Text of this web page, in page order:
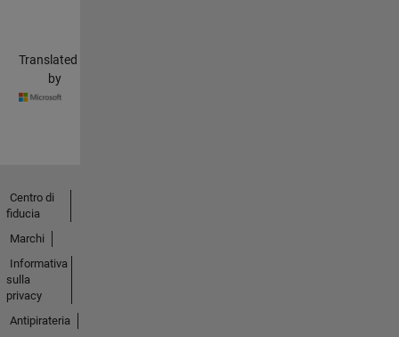
Translated
by
Centro di
fiducia
Marchi
Informativa
sulla
privacy
Antipirateria